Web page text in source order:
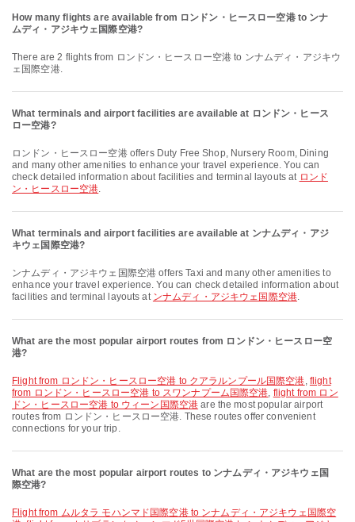
How many flights are available from ロンドン・ヒースロー空港 to ンナ
ムディ・アジキウェ国際空港?
There are 2 flights from ロンドン・ヒースロー空港 to ンナムディ・アジキウ
ェ国際空港.
What terminals and airport facilities are available at ロンドン・ヒース
ロー空港?
ロンドン・ヒースロー空港 offers Duty Free Shop, Nursery Room, Dining
and many other amenities to enhance your travel experience. You can
check detailed information about facilities and terminal layouts at ロンド
ン・ヒースロー空港.
What terminals and airport facilities are available at ンナムディ・アジ
キウェ国際空港?
ンナムディ・アジキウェ国際空港 offers Taxi and many other amenities to
enhance your travel experience. You can check detailed information about
facilities and terminal layouts at ンナムディ・アジキウェ国際空港.
What are the most popular airport routes from ロンドン・ヒースロー空
港?
flight from ロンドン・ヒースロー空港 to クアラルンプール国際空港, flight
from ロンドン・ヒースロー空港 to スワンナプーム国際空港, flight from ロン
ドン・ヒースロー空港 to ウィーン国際空港 are the most popular airport
routes from ロンドン・ヒースロー空港. These routes offer convenient
connections for your trip.
What are the most popular airport routes to ンナムディ・アジキウェ国
際空港?
flight from ムルタラ モハンマド国際空港 to ンナムディ・アジキウェ国際空